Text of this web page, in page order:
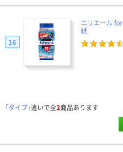
エリエール
紙
16
「タイプ」違いで全2商品あります